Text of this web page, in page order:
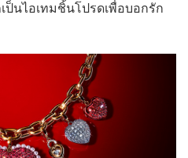
ป็นไอเทมชิ้นโปรดเพื่อบอกรัก